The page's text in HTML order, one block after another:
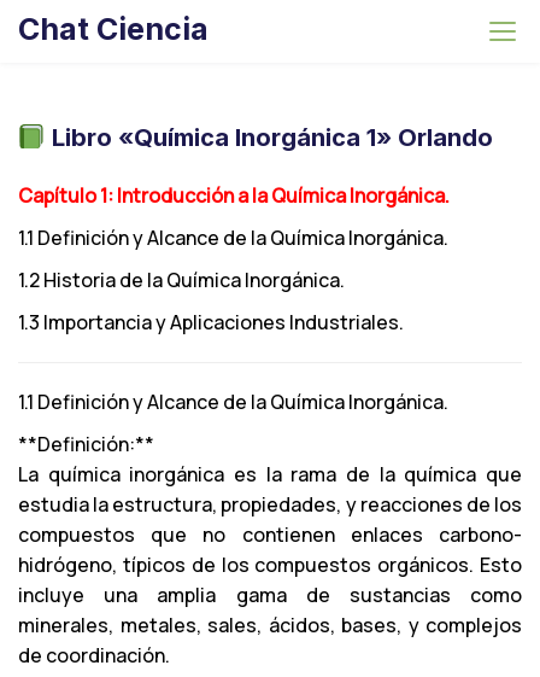
Chat Ciencia
Libro «Química Inorgánica 1» Orlando
Capítulo 1: Introducción a la Química Inorgánica.
1.1 Definición y Alcance de la Química Inorgánica.
1.2 Historia de la Química Inorgánica.
1.3 Importancia y Aplicaciones Industriales.
1.1 Definición y Alcance de la Química Inorgánica.
**Definición:**
La química inorgánica es la rama de la química que
estudia la estructura, propiedades, y reacciones de los
compuestos que no contienen enlaces carbono-
hidrógeno, típicos de los compuestos orgánicos. Esto
incluye una amplia gama de sustancias como
minerales, metales, sales, ácidos, bases, y complejos
de coordinación.